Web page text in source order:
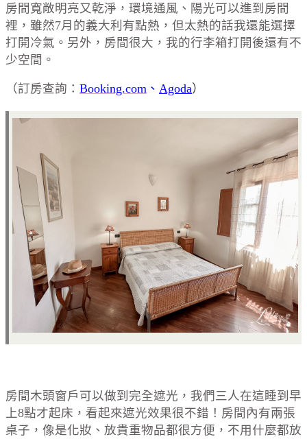
房間寬敞明亮又乾淨，環境通風、陽光可以進到房間
裡，雖然7月的義大利有點熱，但太熱的話我還能選擇
打開冷氣。另外，房間很大，我的行李箱打開後還有不
少空間。
（訂房查詢： Booking.com 、 Agoda）
房間木頭窗戶可以做到完全遮光，我們三人在這睡到早
上8點才起床，看起來遮光效果很不錯！房間內有兩張
桌子，像是化妝、放貴重物品都很方便，不用什麼都放